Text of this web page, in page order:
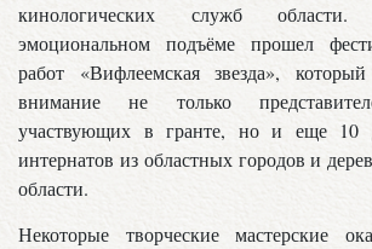
кинологических служб
эмоциональном подъёме прошел
работ «Вифлеемская звезда»,
внимание не только
участвующих в гранте, но и еще 10
интернатов из областных городов и
области.
Некоторые творческие мастерские